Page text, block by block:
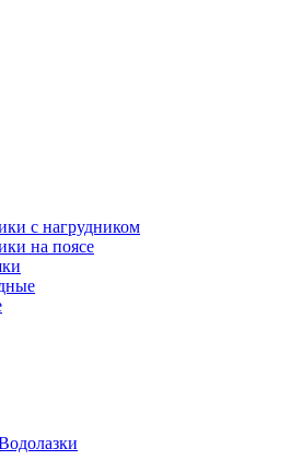
с нагрудником
на поясе